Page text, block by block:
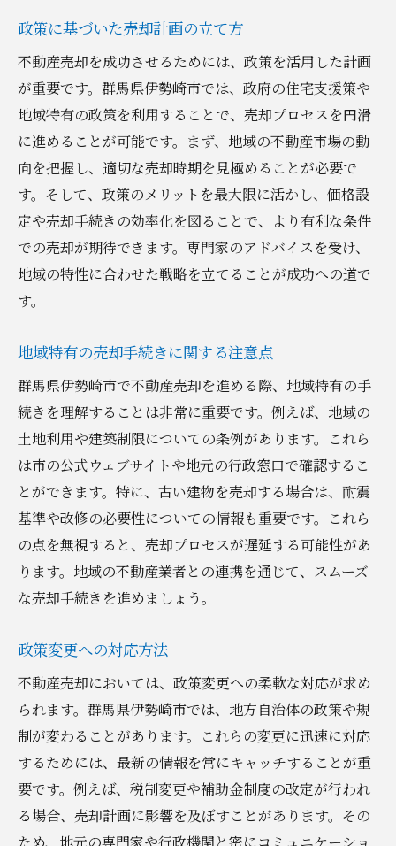
売却プロセスにおける専門サポート
に進める
地元市場の動向を把握する方法
政策が地元市場に与える影響
地域密着型戦略のメリット
政策支援を活かした売却促進法
地元特性を活かした売却手法
市場と政策の連携による売却成功事例
伊勢崎市の特性を活かした不動産売却の価格設
地域特性を考慮した価格設定
競争力を高めるための価格調整
政策変動を考えた価格戦略
地域ニーズに応じた価格提案
価格設定の成功事例から学ぶ
政策を活用した伊勢崎市での不動産売却成功事
例
政策活用で成功した売却事例
実際の売却プロセスの紹介
政策が強みとなった売却例
地域特性を活かした成功談
政策を活用した市場価値向上の実例
政策に基づいた売却計画の立て方
不動産売却を成功させるためには、政策を活用した計画
が重要です。群馬県伊勢崎市では、政府の住宅支援策や
地域特有の政策を利用することで、売却プロセスを円滑
に進めることが可能です。まず、地域の不動産市場の動
向を把握し、適切な売却時期を見極めることが必要で
す。そして、政策のメリットを最大限に活かし、価格設
定や売却手続きの効率化を図ることで、より有利な条件
での売却が期待できます。専門家のアドバイスを受け、
地域の特性に合わせた戦略を立てることが成功への道で
す。
地域特有の売却手続きに関する注意点
群馬県伊勢崎市で不動産売却を進める際、地域特有の手
続きを理解することは非常に重要です。例えば、地域の
土地利用や建築制限についての条例があります。これら
は市の公式ウェブサイトや地元の行政窓口で確認するこ
とができます。特に、古い建物を売却する場合は、耐震
基準や改修の必要性についての情報も重要です。これら
の点を無視すると、売却プロセスが遅延する可能性があ
ります。地域の不動産業者との連携を通じて、スムーズ
な売却手続きを進めましょう。
政策変更への対応方法
不動産売却においては、政策変更への柔軟な対応が求め
られます。群馬県伊勢崎市では、地方自治体の政策や規
制が変わることがあります。これらの変更に迅速に対応
するためには、最新の情報を常にキャッチすることが重
要です。例えば、税制変更や補助金制度の改定が行われ
る場合、売却計画に影響を及ぼすことがあります。その
ため、地元の専門家や行政機関と密にコミュニケーショ